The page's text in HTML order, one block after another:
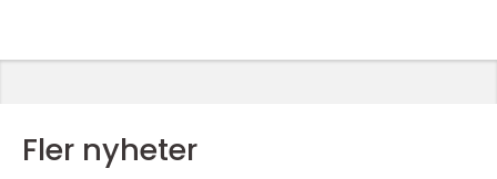
Fler nyheter